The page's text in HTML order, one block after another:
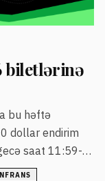
biletlərinə
bu həftə
dollar endirim
saat 11:59-